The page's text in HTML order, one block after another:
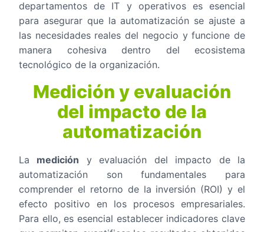
departamentos de IT y operativos es esencial
para asegurar que la automatización se ajuste a
las necesidades reales del negocio y funcione de
manera cohesiva dentro del ecosistema
tecnológico de la organización.
Medición y evaluación
del impacto de la
automatización
La medición y evaluación del impacto de la
automatización son fundamentales para
comprender el retorno de la inversión (ROI) y el
efecto positivo en los procesos empresariales.
Para ello, es esencial establecer indicadores clave